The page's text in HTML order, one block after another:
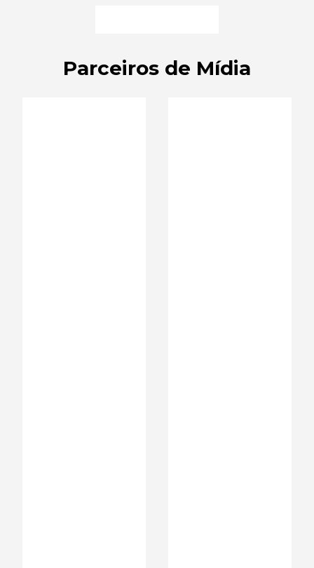
Parceiros de Mídia